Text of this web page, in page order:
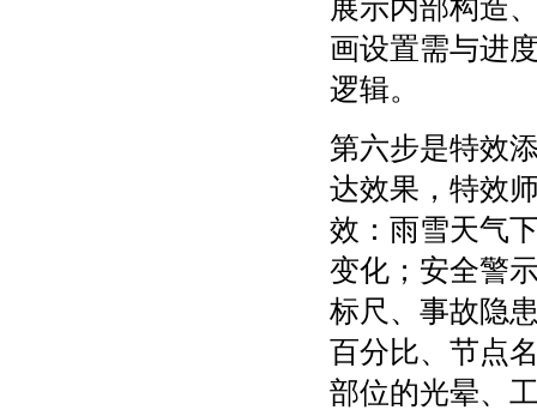
展示内部构造
画设置需与进
逻辑。
第六步是特效
达效果，特效
效：雨雪天气
变化；安全警
标尺、事故隐
百分比、节点
部位的光晕、